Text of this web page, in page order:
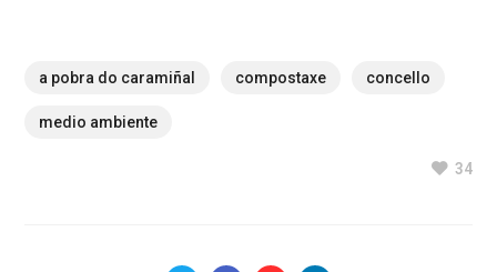
a pobra do caramiñal compostaxe concello
medio ambiente
34